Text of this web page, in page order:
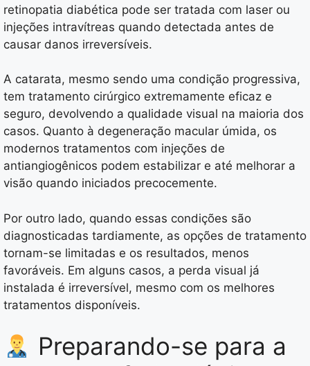
retinopatia diabética pode ser tratada com laser ou
injeções intravítreas quando detectada antes de
causar danos irreversíveis.
A catarata, mesmo sendo uma condição progressiva,
tem tratamento cirúrgico extremamente eficaz e
seguro, devolvendo a qualidade visual na maioria dos
casos. Quanto à degeneração macular úmida, os
modernos tratamentos com injeções de
antiangiogênicos podem estabilizar e até melhorar a
visão quando iniciados precocemente.
Por outro lado, quando essas condições são
diagnosticadas tardiamente, as opções de tratamento
tornam-se limitadas e os resultados, menos
favoráveis. Em alguns casos, a perda visual já
instalada é irreversível, mesmo com os melhores
tratamentos disponíveis.
Preparando-se para a